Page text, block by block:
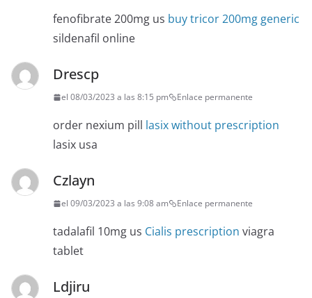
fenofibrate 200mg us buy tricor 200mg generic
sildenafil online
Drescp
el 08/03/2023 a las 8:15 pm Enlace permanente
order nexium pill lasix without prescription
lasix usa
Czlayn
el 09/03/2023 a las 9:08 am Enlace permanente
tadalafil 10mg us Cialis prescription viagra
tablet
Ldjiru